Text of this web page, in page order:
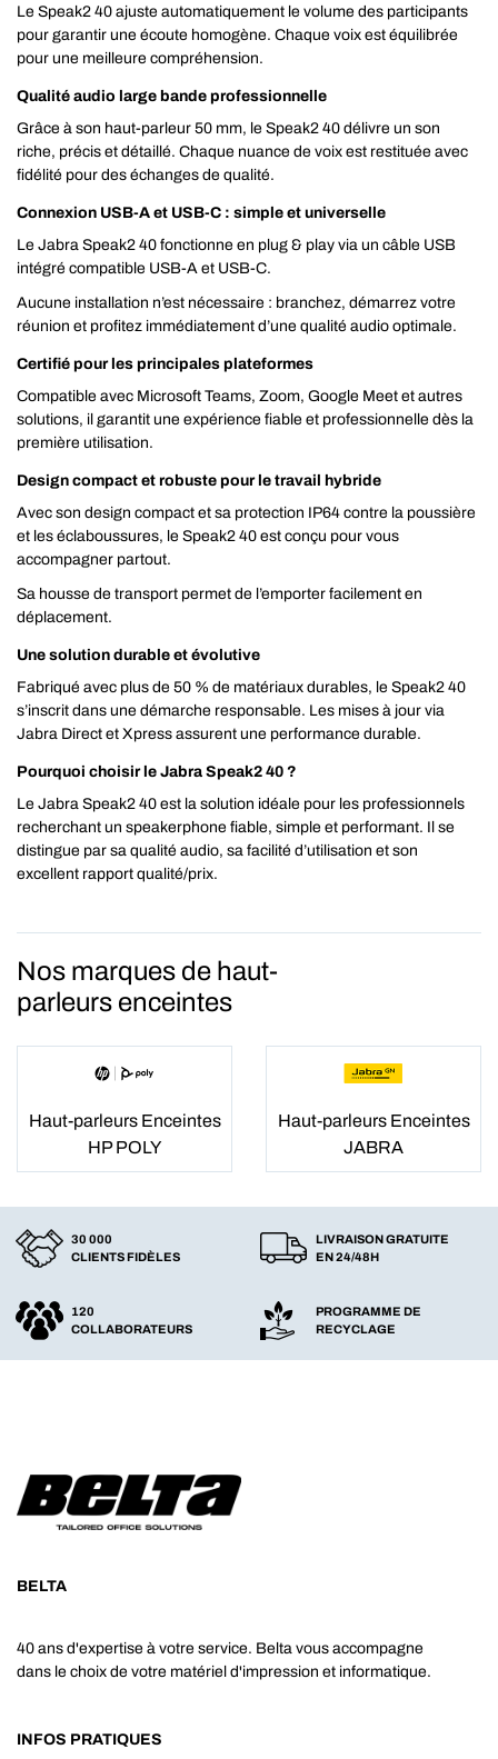
Le Speak2 40 ajuste automatiquement le volume des participants
pour garantir une écoute homogène. Chaque voix est équilibrée
pour une meilleure compréhension.
Qualité audio large bande professionnelle
Grâce à son haut-parleur 50 mm, le Speak2 40 délivre un son
riche, précis et détaillé. Chaque nuance de voix est restituée avec
fidélité pour des échanges de qualité.
Connexion USB-A et USB-C : simple et universelle
Le Jabra Speak2 40 fonctionne en plug & play via un câble USB
intégré compatible USB-A et USB-C.
Aucune installation n’est nécessaire : branchez, démarrez votre
réunion et profitez immédiatement d’une qualité audio optimale.
Certifié pour les principales plateformes
Compatible avec Microsoft Teams, Zoom, Google Meet et autres
solutions, il garantit une expérience fiable et professionnelle dès la
première utilisation.
Design compact et robuste pour le travail hybride
Avec son design compact et sa protection IP64 contre la poussière
et les éclaboussures, le Speak2 40 est conçu pour vous
accompagner partout.
Sa housse de transport permet de l’emporter facilement en
déplacement.
Une solution durable et évolutive
Fabriqué avec plus de 50 % de matériaux durables, le Speak2 40
s’inscrit dans une démarche responsable. Les mises à jour via
Jabra Direct et Xpress assurent une performance durable.
Pourquoi choisir le Jabra Speak2 40 ?
Le Jabra Speak2 40 est la solution idéale pour les professionnels
recherchant un speakerphone fiable, simple et performant. Il se
distingue par sa qualité audio, sa facilité d’utilisation et son
excellent rapport qualité/prix.
Nos marques de haut-
parleurs enceintes
Haut-parleurs Enceintes
HP POLY
Haut-parleurs Enceintes
JABRA
30 000
CLIENTS FIDÈLES
LIVRAISON GRATUITE
EN 24/48H
120
COLLABORATEURS
PROGRAMME DE
RECYCLAGE
BELTA
40 ans d'expertise à votre service. Belta vous accompagne
dans le choix de votre matériel d'impression et informatique.
INFOS PRATIQUES